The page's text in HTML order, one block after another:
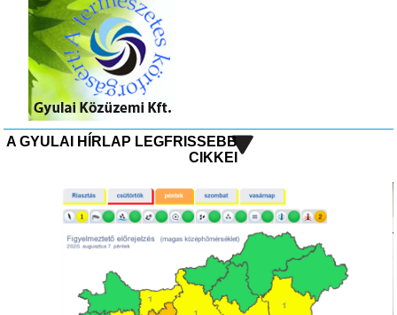
A GYULAI HÍRLAP LEGFRISSEBB
CIKKEI